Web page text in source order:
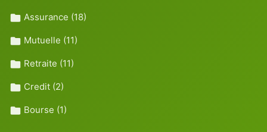
Assurance (18)
Mutuelle (11)
Retraite (11)
Credit (2)
Bourse (1)